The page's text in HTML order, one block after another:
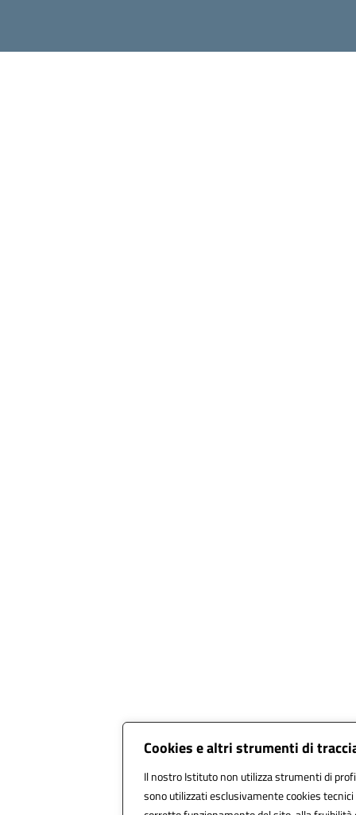
Cookies e altri strumenti di
Il nostro Istituto non utilizza strumenti di
sono utilizzati esclusivamente cookies